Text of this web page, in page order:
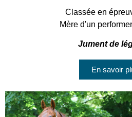
Classée en
Mère d'un
Jument de
En savoir